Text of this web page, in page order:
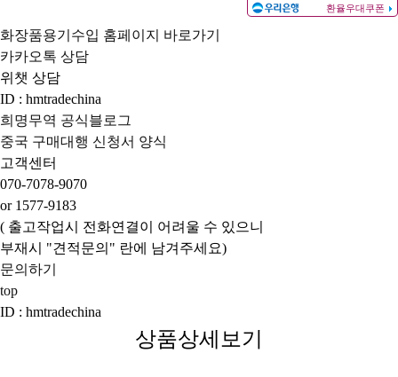
화장품용기수입 홈페이지 바로가기
카카오톡 상담
위챗 상담
ID : hmtradechina
희명무역 공식블로그
중국 구매대행 신청서 양식
고객센터
070-7078-9070
or 1577-9183
( 출고작업시 전화연결이 어려울 수 있으니
부재시 "견적문의" 란에 남겨주세요)
문의하기
top
ID : hmtradechina
상품상세보기